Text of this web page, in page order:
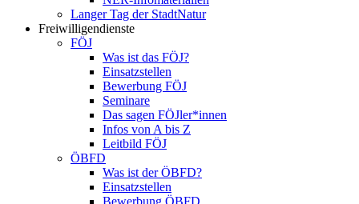
Langer Tag der StadtNatur
Freiwilligendienste
FÖJ
Was ist das FÖJ?
Einsatzstellen
Bewerbung FÖJ
Seminare
Das sagen FÖJler*innen
Infos von A bis Z
Leitbild FÖJ
ÖBFD
Was ist der ÖBFD?
Einsatzstellen
Bewerbung ÖBFD